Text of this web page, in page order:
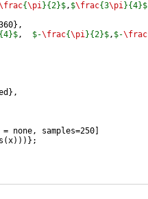
{\pi}{2}$, $\frac{3\pi}{4}$
} ,
, $-\frac{\pi}{2}$, $-\frac
} ,
none, samples=250
(x)))} ;